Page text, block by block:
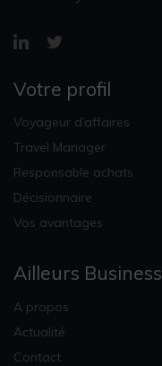
Votre profil
Voyageur d’affaires
Travel Manager
Responsable achats
Décisionnaire
Vos avantages
Ailleurs Business
A propos
Actualité
Contact